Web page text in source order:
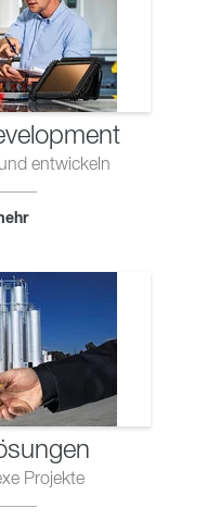
entwickeln
Projekte